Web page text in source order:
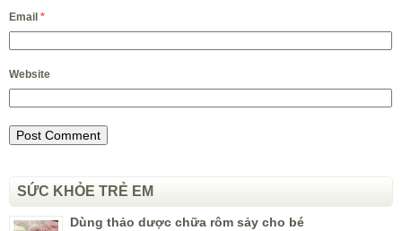
Email *
Website
SỨC KHỎE TRẺ EM
Dùng thảo dược chữa rôm sảy cho bé